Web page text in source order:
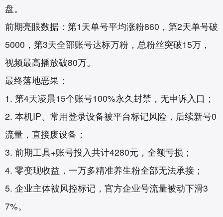
盘。
前期亮眼数据：第1天单号平均涨粉860，第2天单号破
5000，第3天全部账号达标万粉，总粉丝突破15万，
视频最高播放破80万。
最终落地恶果：
1. 第4天凌晨15个账号100%永久封禁，无申诉入口；
2. 本机IP、常用登录设备被平台标记风险，后续新号0
流量，直接废设备；
3. 前期工具+账号投入共计4280元，全额亏损；
4. 零变现收益，一万多精准养生粉全部无法承接；
5. 企业主体被风控标记，官方企业号流量被动下滑3
7%。